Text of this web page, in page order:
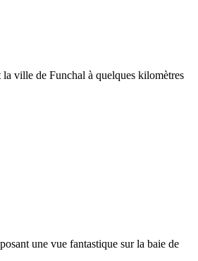
ville de Funchal à quelques kilomètres
une vue fantastique sur la baie de